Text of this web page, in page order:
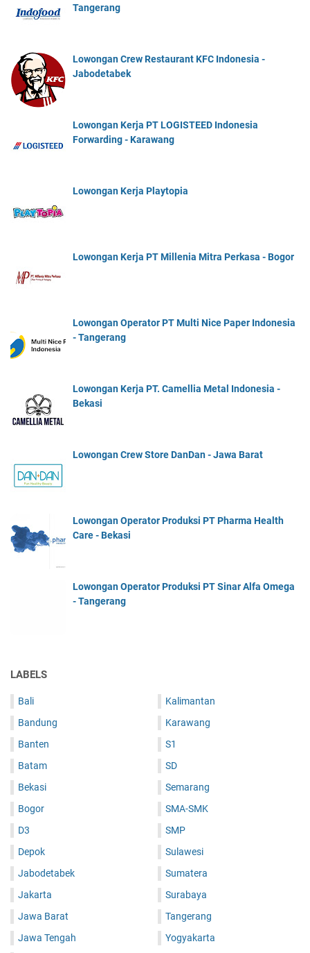
Tangerang
Lowongan Crew Restaurant KFC Indonesia -
Jabodetabek
Lowongan Kerja PT LOGISTEED Indonesia
Forwarding - Karawang
Lowongan Kerja Playtopia
Lowongan Kerja PT Millenia Mitra Perkasa - Bogor
Lowongan Operator PT Multi Nice Paper Indonesia
- Tangerang
Lowongan Kerja PT. Camellia Metal Indonesia -
Bekasi
Lowongan Crew Store DanDan - Jawa Barat
Lowongan Operator Produksi PT Pharma Health
Care - Bekasi
Lowongan Operator Produksi PT Sinar Alfa Omega
- Tangerang
LABELS
Bali
Bandung
Banten
Batam
Bekasi
Bogor
D3
Depok
Jabodetabek
Jakarta
Jawa Barat
Jawa Tengah
Kalimantan
Karawang
S1
SD
Semarang
SMA-SMK
SMP
Sulawesi
Sumatera
Surabaya
Tangerang
Yogyakarta